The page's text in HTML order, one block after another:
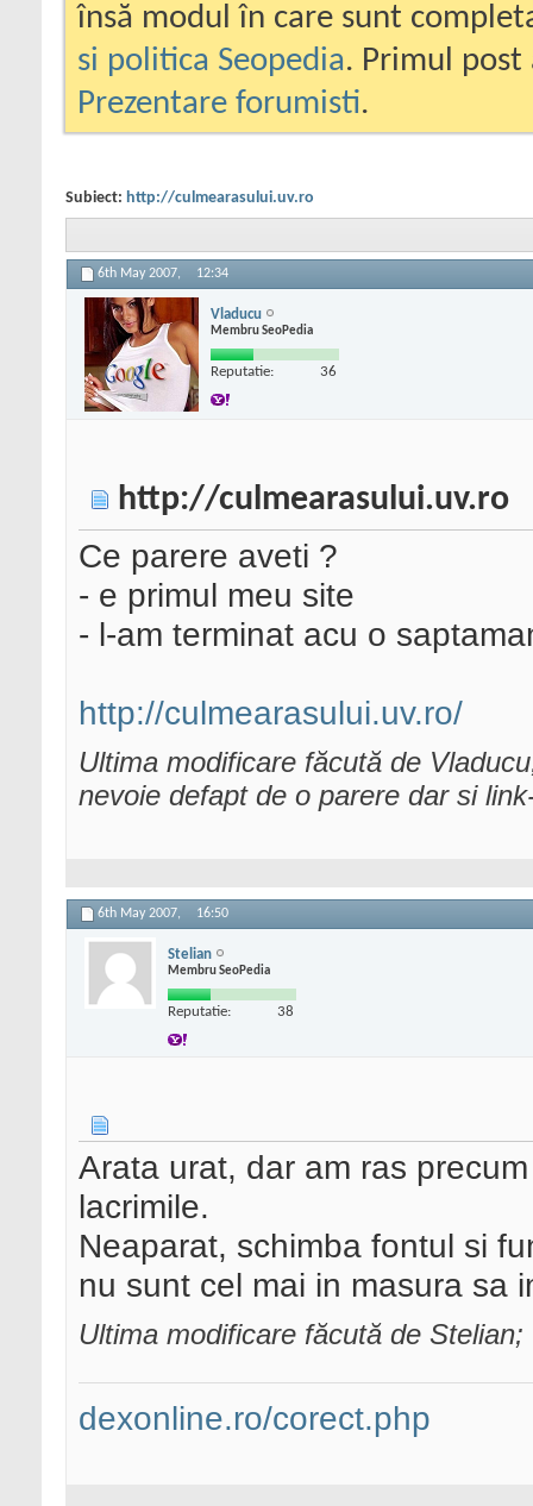
însă modul în care sunt
si politica Seopedia. Primul
Prezentare forumisti.
Subiect: http://culmearasului.uv.ro
6th May 2007, 12:34
Vladucu
Membru SeoPedia
Reputatie: 36
http://culmearasului.uv.ro
Ce parere aveti ?
- e primul meu site
- l-am terminat acu o
http://culmearasului.uv.ro/
Ultima modificare făcută de
nevoie defapt de o parere dar si
6th May 2007, 16:50
Stelian
Membru SeoPedia
Reputatie: 38
Arata urat, dar am ras
lacrimile.
Neaparat, schimba fontul si
nu sunt cel mai in masura sa
Ultima modificare făcută de
dexonline.ro/corect.php